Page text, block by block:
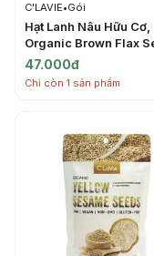
C'LAVIE•Gói
Hạt Lanh Nâu Hữu Cơ,
Organic Brown Flax
7.05 oz (200g) -
47.000đ
Chỉ còn 1 sản phẩm